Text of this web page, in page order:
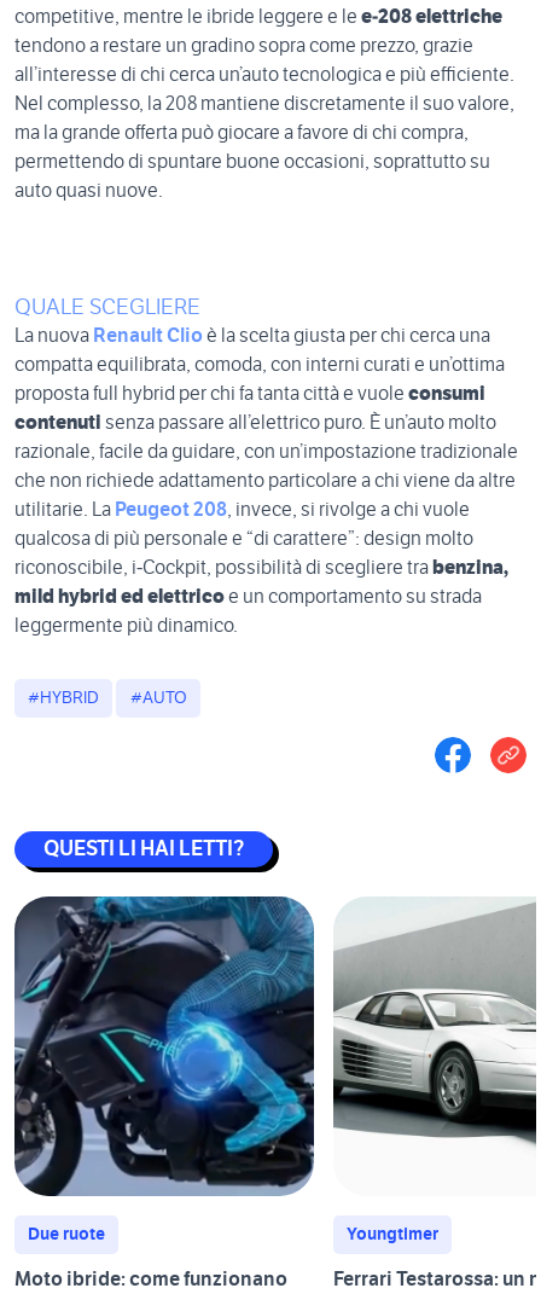
competitive, mentre le ibride leggere e le e‑208 elettriche
tendono a restare un gradino sopra come prezzo, grazie
all’interesse di chi cerca un’auto tecnologica e più efficiente.
Nel complesso, la 208 mantiene discretamente il suo valore,
ma la grande offerta può giocare a favore di chi compra,
permettendo di spuntare buone occasioni, soprattutto su
auto quasi nuove.
QUALE SCEGLIERE
La nuova Renault Clio è la scelta giusta per chi cerca una
compatta equilibrata, comoda, con interni curati e un’ottima
proposta full hybrid per chi fa tanta città e vuole consumi
contenuti senza passare all’elettrico puro. È un’auto molto
razionale, facile da guidare, con un’impostazione tradizionale
che non richiede adattamento particolare a chi viene da altre
utilitarie. La Peugeot 208 , invece, si rivolge a chi vuole
qualcosa di più personale e “di carattere”: design molto
riconoscibile, i‑Cockpit, possibilità di scegliere tra benzina,
mild hybrid ed elettricoe un comportamento su strada
leggermente più dinamico.
#HYBRID #AUTO
QUESTI LI HAI LETTI?
Due ruote
Moto ibride: come funzionano
Youngtimer
Ferrari Testarossa: un